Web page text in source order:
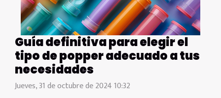
Guía definitiva para elegir el
tipo de popper adecuado a tus
necesidades
Jueves, 31 de octubre de 2024 10:32